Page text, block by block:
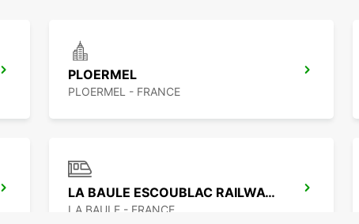
PLOERMEL
PLOERMEL - FRANCE
LA BAULE ESCOUBLAC RAILWAY STATION
LA BAULE - FRANCE